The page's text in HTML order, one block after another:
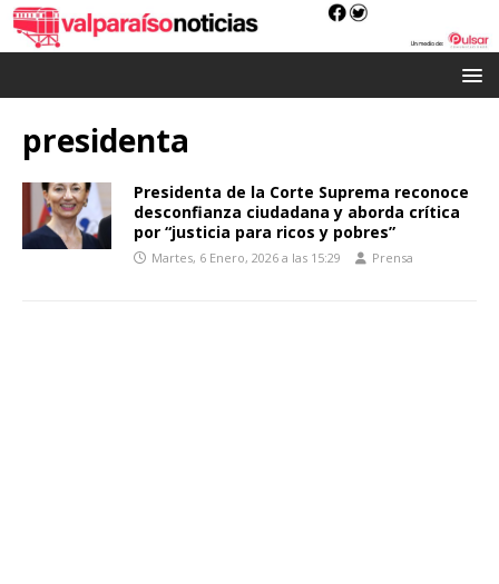
presidenta
Presidenta de la Corte Suprema reconoce
desconfianza ciudadana y aborda crítica
por “justicia para ricos y pobres”
Martes, 6 Enero, 2026 a las 15:29 Prensa